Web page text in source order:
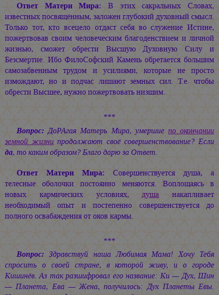
Ответ Матери Мира: В этих сакральных Словах,
известных посвящённым, заложен глубокий духовный смысл.
Только тот, кто всецело отдаст себя во служение Истине,
пожертвовав своим человеческим благоденствием и личной
жизнью, сможет обрести Высшую Духовную Силу и
Безсмертие. Ибо ФилоСофский Камень обретается большим
самозабвенным трудом и усилиями, которые не просто
измождают, но и подчас лишают земных сил. Т.е. чтобы
обрести Высшее, нужно пожертвовать низшим.
***
Вопрос: ДоРАгая Матерь Мира, умершие по окончании
земной жизнипродолжают своё совершенствование? Если
да, то каким образом? Благо дарю за Ответ.
Ответ Матери Мира: Совершенствуется душа, а
телесные оболочки постоянно меняются. Воплощаясь в
новых кармических условиях,душа накапливает
необходимый опыт и постепенно совершенствуется до
полного освабаждения от оков кармы.
***
Вопрос: Здравствуй наша Любимая Мама! Хочу Тебя
спросить о своей стране, в которой живу, и о городе
Кишинёв. Аз так разшифровал его название: Ки — Дух, Шин
— Планета, Ева — Жена, получилось: Дух Планеты Евы.